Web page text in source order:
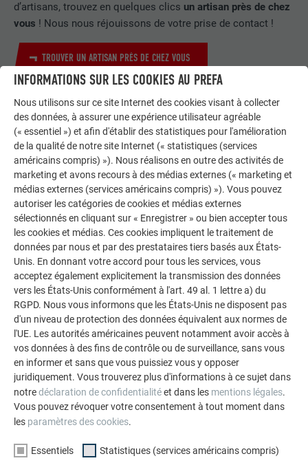
d’artisans, trouvez en quelques clics un artisan près de chez
vous ! Nous nous réjouissons de votre prise de contact !
TROUVER UN ARTISAN PRÈS DE CHEZ VOUS
Votre maison au look PREFA
Nous vous présentons un montage photo de l’aspect
qu’aurait votre maison avec une toiture ou une façade
PREFA.
DEMANDER UN MONTAGE PHOTO MAINTENANT
INFORMATIONS SUR LES COOKIES AU PREFA
Nous utilisons sur ce site Internet des cookies visant à collecter
des données, à assurer une expérience utilisateur agréable
(« essentiel ») et afin d'établir des statistiques pour l'amélioration
de la qualité de notre site Internet (« statistiques (services
américains compris) »). Nous réalisons en outre des activités de
marketing et avons recours à des médias externes (« marketing et
médias externes (services américains compris) »). Vous pouvez
autoriser les catégories de cookies et médias externes
sélectionnés en cliquant sur « Enregistrer » ou bien accepter tous
les cookies et médias. Ces cookies impliquent le traitement de
données par nous et par des prestataires tiers basés aux États-
Unis. En donnant votre accord pour tous les services, vous
acceptez également explicitement la transmission des données
vers les États-Unis conformément à l'art. 49 al. 1 lettre a) du
RGPD. Nous vous informons que les États-Unis ne disposent pas
d'un niveau de protection des données équivalent aux normes de
l'UE. Les autorités américaines peuvent notamment avoir accès à
vos données à des fins de contrôle ou de surveillance, sans vous
en informer et sans que vous puissiez vous y opposer
juridiquement. Vous trouverez plus d'informations à ce sujet dans
notredéclaration de confidentialitéet dans les mentions légales.
Vous pouvez révoquer votre consentement à tout moment dans
les paramètres des cookies.
Essentiels Statistiques (services américains compris)